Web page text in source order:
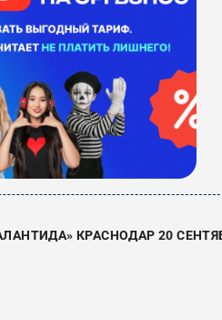
КРАСНОДАР 20